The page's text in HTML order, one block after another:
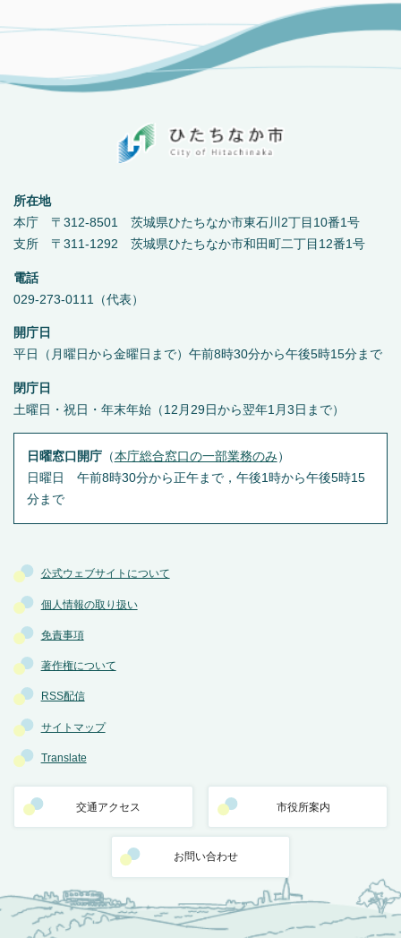
公式ウェブサイトについて
個人情報の取り扱い
免責事項
著作権について
RSS配信
サイトマップ
Translate
交通アクセス 市役所案内
お問い合わせ
所在地
本庁 〒312-8501 茨城県ひたちなか市東石川2丁目10番1号
支所 〒311-1292 茨城県ひたちなか市和田町二丁目12番1号
電話
029-273-0111（代表）
開庁日
平日（月曜日から金曜日まで）午前8時30分から午後5時15分まで
閉庁日
土曜日・祝日・年末年始（12月29日から翌年1月3日まで）
日曜窓口開庁（本庁総合窓口の一部業務のみ ）
日曜日 午前8時30分から正午まで，午後1時から午後5時15
分まで